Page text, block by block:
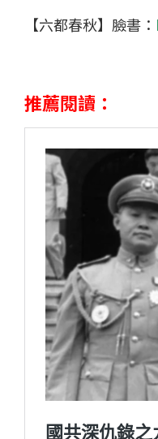
【六都春秋】臉書：
推薦閱讀：